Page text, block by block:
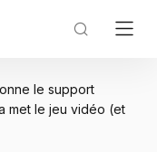
le support
met le jeu vidéo (et